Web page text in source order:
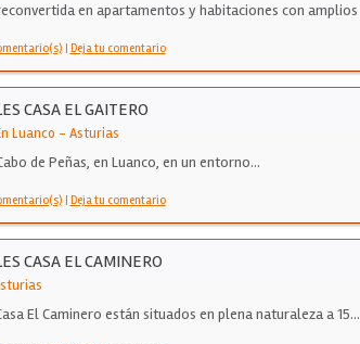
en apartamentos y habitaciones con amplios
| Deja tu comentario
CASA EL GAITERO
Luanco - Asturias
de Peñas, en Luanco, en un entorno…
| Deja tu comentario
CASA EL CAMINERO
El Caminero están situados en plena naturaleza a 15…